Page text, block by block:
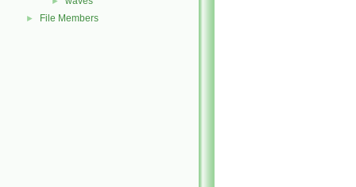
► File Members